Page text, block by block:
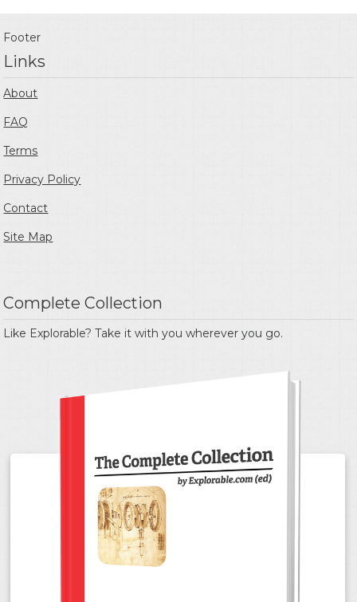
Footer
Links
About
FAQ
Terms
Privacy Policy
Contact
Site Map
Complete Collection
Like Explorable? Take it with you wherever you go.